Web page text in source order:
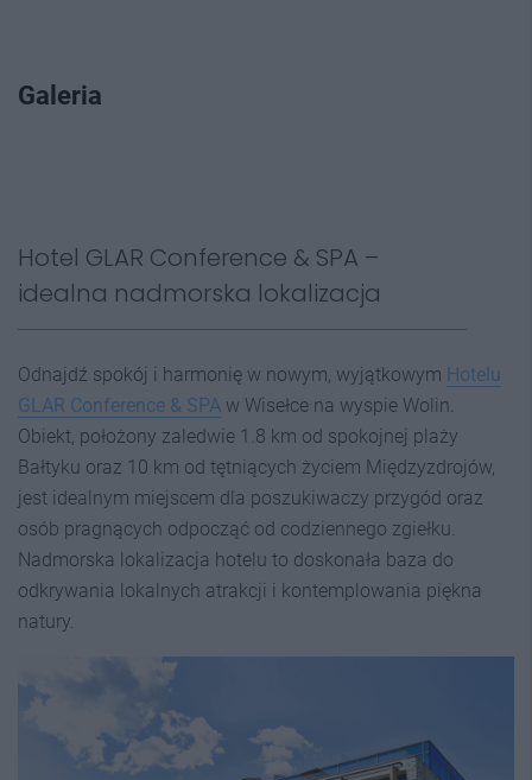
Galeria
Hotel GLAR Conference & SPA –
idealna nadmorska lokalizacja
Odnajdź spokój i harmonię w nowym, wyjątkowym Hotelu
GLAR Conference & SPA w Wisełce na wyspie Wolin.
Obiekt, położony zaledwie 1.8 km od spokojnej plaży
Bałtyku oraz 10 km od tętniących życiem Międzyzdrojów,
jest idealnym miejscem dla poszukiwaczy przygód oraz
osób pragnących odpocząć od codziennego zgiełku.
Nadmorska lokalizacja hotelu to doskonała baza do
odkrywania lokalnych atrakcji i kontemplowania piękna
natury.